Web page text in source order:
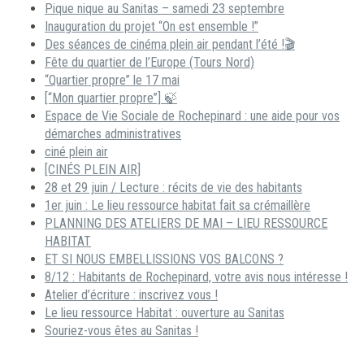
Pique nique au Sanitas – samedi 23 septembre
Inauguration du projet “On est ensemble !”
Des séances de cinéma plein air pendant l’été !🎬
Fête du quartier de l’Europe (Tours Nord)
“Quartier propre” le 17 mai
[“Mon quartier propre”] 🍃
Espace de Vie Sociale de Rochepinard : une aide pour vos
démarches administratives
ciné plein air
[CINÉS PLEIN AIR]
28 et 29 juin / Lecture : récits de vie des habitants
1er juin : Le lieu ressource habitat fait sa crémaillère
PLANNING DES ATELIERS DE MAI – LIEU RESSOURCE
HABITAT
ET SI NOUS EMBELLISSIONS VOS BALCONS ?
8/12 : Habitants de Rochepinard, votre avis nous intéresse !
Atelier d’écriture : inscrivez vous !
Le lieu ressource Habitat : ouverture au Sanitas
Souriez-vous êtes au Sanitas !